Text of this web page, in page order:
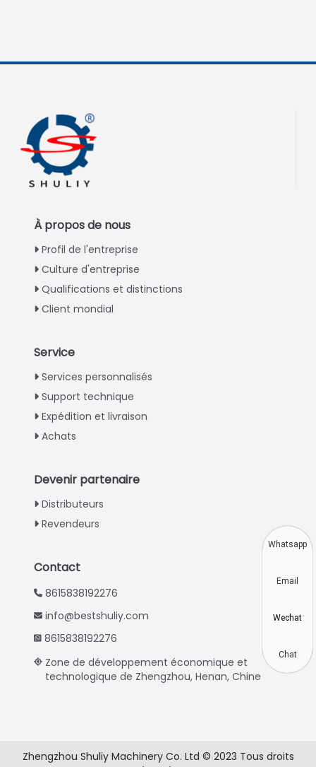
À propos de nous
Profil de l'entreprise
Culture d'entreprise
Qualifications et distinctions
Client mondial
Service
Services personnalisés
Support technique
Expédition et livraison
Achats
Devenir partenaire
Distributeurs
Revendeurs
Contact
8615838192276
info@bestshuliy.com
8615838192276
Zone de développement économique et
technologique de Zhengzhou, Henan, Chine
Zhengzhou Shuliy Machinery Co. Ltd © 2023 Tous droits
Russian
Chinese
Japanese
Urdu
Greek
Italian
Whatsapp
Email
Wechat
Chat